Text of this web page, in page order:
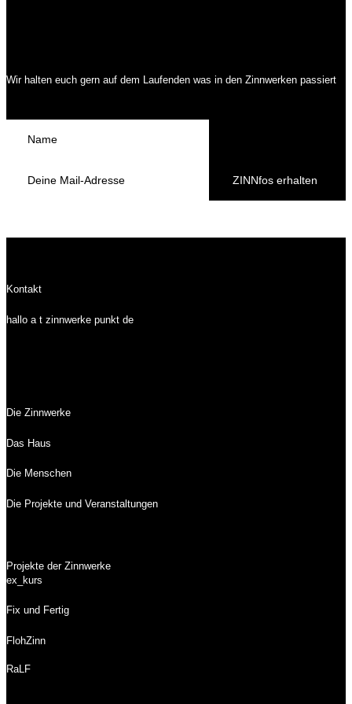
Wir halten euch gern auf dem Laufenden was in den Zinnwerken passiert
ZINNfos erhalten
Kontakt
hallo a t zinnwerke punkt de
Die Zinnwerke
Das Haus
Die Menschen
Die Projekte und Veranstaltungen
Projekte der Zinnwerke
ex_kurs
Fix und Fertig
FlohZinn
RaLF